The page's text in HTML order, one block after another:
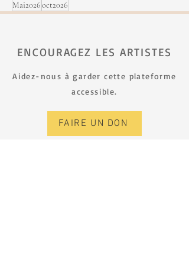
Mai2026oct2026
ENCOURAGEZ LES ARTISTES
Aidez-nous à garder cette plateforme
accessible.
FAIRE UN DON